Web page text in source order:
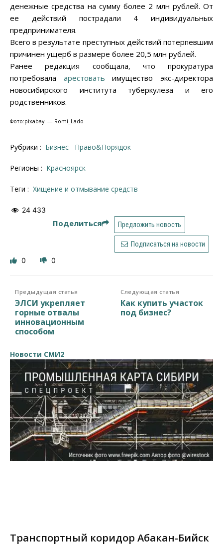
денежные средства на сумму более 2 млн рублей. От
ее действий пострадали 4 индивидуальных
предпринимателя.
Всего в результате преступных действий потерпевшим
причинен ущерб в размере более 20,5 млн рублей.
Ранее редакция сообщала, что прокуратура
потребовала арестовать имущество экс-директора
новосибирского института туберкулеза и его
родственников.
Фото:pixabay — Romi_Lado
Рубрики : Бизнес Право&Порядок
Регионы : Красноярск
Теги : Хищение и отмывание средств
24 433
Поделиться Предложить новость
Подписаться на новости
0 0
Предыдущая статья
ЭЛСИ укрепляет
горные отвалы
инновационным
способом
Следующая статья
Как купить участок
под бизнес?
Новости СМИ2
Транспортный коридор Абакан-Бийск